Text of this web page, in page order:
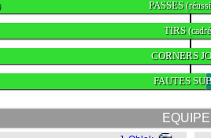
PASSES
TIRS
CORNERS
FAUTES